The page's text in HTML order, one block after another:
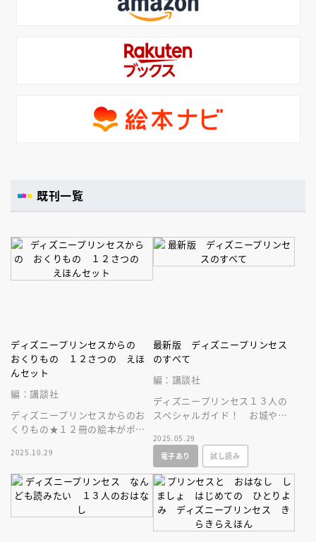
既刊一覧
ディズニープリンセスからの
おくりもの １２さつの えほ
んセット
編：講談社
ディズニープリンセスからのお
くりもの★１２冊の絵本がポケ
ペシャルな一冊。プレゼントに
も最適♪
2025.10.29
最新版 ディズニープリンセス
のすべて
編：講談社
ディズニープリンセス１３人の
スペシャルガイド！ お城やラ
開！ 一冊でプリンセスのすべ
てがわかります
2025.05.29
電子あり
試し読み